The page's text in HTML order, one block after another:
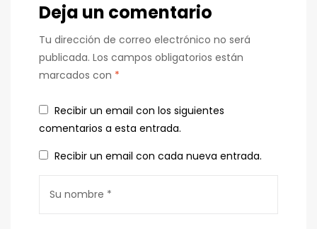
Hi Tech
Lipodrene
Amarillo 90
Tabletas: Tu
Viaje hacia una
Mejor Forma
Prostática”
Deja un comentario
Tu dirección de correo electrónico no será
publicada. Los campos obligatorios están
marcados con *
Recibir un email con los siguientes
comentarios a esta entrada.
Recibir un email con cada nueva entrada.